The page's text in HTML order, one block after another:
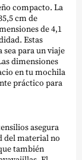
compacto. La
cm de
de 4,1
Estas
para un viaje
dimensiones
en tu mochila
práctico para
asegura
del material no
también